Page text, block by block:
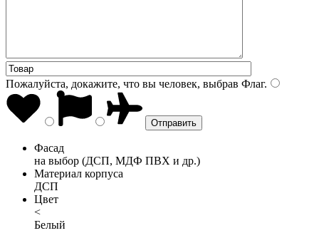
Пожалуйста, докажите, что вы человек, выбрав Флаг.
Фасад
на выбор (ДСП, МДФ ПВХ и др.)
Материал корпуса
ДСП
Цвет
<
Белый